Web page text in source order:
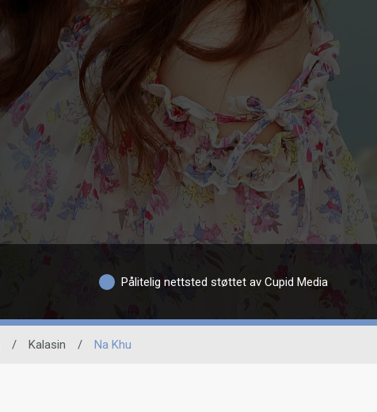
Pålitelig nettsted støttet av Cupid Media
/ Kalasin / Na Khu